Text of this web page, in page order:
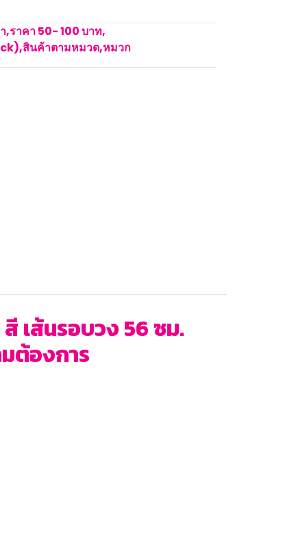
,ราคา 50- 100 บาท,
,สินค้าตามหมวด,หมวก
เส้นรอบวง 56 ซม.
ต้องการ